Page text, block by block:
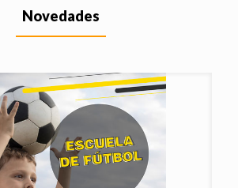
Novedades